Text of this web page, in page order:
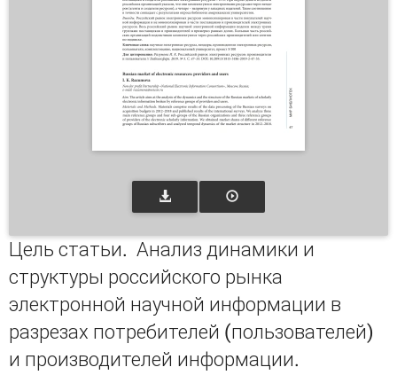
Цель статьи. Анализ динамики и
структуры российского рынка
электронной научной информации в
разрезах потребителей (пользователей)
и производителей информации.